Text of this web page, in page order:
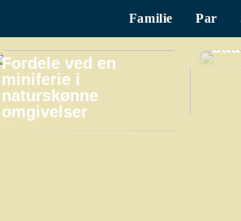
Familie Par
Fordele ved en
miniferie i
naturskønne
omgivelser